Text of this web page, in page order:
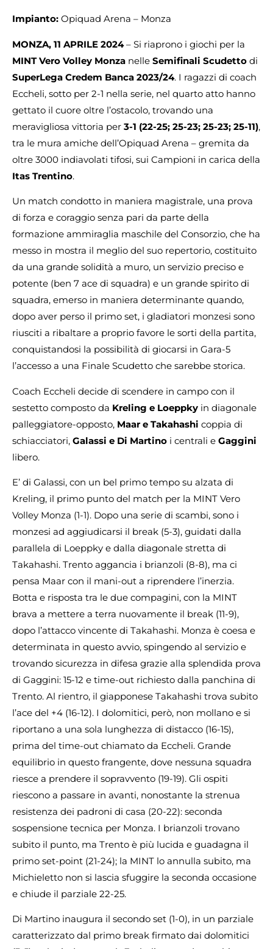
Impianto: Opiquad Arena – Monza
MONZA, 11 APRILE 2024– Si riaprono i giochi per la
MINT Vero Volley Monza nelle Semifinali Scudetto di
SuperLega Credem Banca 2023/24. I ragazzi di coach
Eccheli, sotto per 2-1 nella serie, nel quarto atto hanno
gettato il cuore oltre l’ostacolo, trovando una
meravigliosa vittoria per 3-1 (22-25; 25-23; 25-23; 25-11),
tra le mura amiche dell’Opiquad Arena – gremita da
oltre 3000 indiavolati tifosi, sui Campioni in carica della
Itas Trentino.
Un match condotto in maniera magistrale, una prova
di forza e coraggio senza pari da parte della
formazione ammiraglia maschile del Consorzio, che ha
messo in mostra il meglio del suo repertorio, costituito
da una grande solidità a muro, un servizio preciso e
potente (ben 7 ace di squadra) e un grande spirito di
squadra, emerso in maniera determinante quando,
dopo aver perso il primo set, i gladiatori monzesi sono
riusciti a ribaltare a proprio favore le sorti della partita,
conquistandosi la possibilità di giocarsi in Gara-5
l’accesso a una Finale Scudetto che sarebbe storica.
Coach Eccheli decide di scendere in campo con il
sestetto composto da Kreling e Loeppky in diagonale
palleggiatore-opposto, Maar e Takahashi coppia di
schiacciatori, Galassi e Di Martino i centrali e Gaggini
libero.
E’ di Galassi, con un bel primo tempo su alzata di
Kreling, il primo punto del match per la MINT Vero
Volley Monza (1-1). Dopo una serie di scambi, sono i
monzesi ad aggiudicarsi il break (5-3), guidati dalla
parallela di Loeppky e dalla diagonale stretta di
Takahashi. Trento aggancia i brianzoli (8-8), ma ci
pensa Maar con il mani-out a riprendere l’inerzia.
Botta e risposta tra le due compagini, con la MINT
brava a mettere a terra nuovamente il break (11-9),
dopo l’attacco vincente di Takahashi. Monza è coesa e
determinata in questo avvio, spingendo al servizio e
trovando sicurezza in difesa grazie alla splendida prova
di Gaggini: 15-12 e time-out richiesto dalla panchina di
Trento. Al rientro, il giapponese Takahashi trova subito
l’ace del +4 (16-12). I dolomitici, però, non mollano e si
riportano a una sola lunghezza di distacco (16-15),
prima del time-out chiamato da Eccheli. Grande
equilibrio in questo frangente, dove nessuna squadra
riesce a prendere il sopravvento (19-19). Gli ospiti
riescono a passare in avanti, nonostante la strenua
resistenza dei padroni di casa (20-22): seconda
sospensione tecnica per Monza. I brianzoli trovano
subito il punto, ma Trento è più lucida e guadagna il
primo set-point (21-24); la MINT lo annulla subito, ma
Michieletto non si lascia sfuggire la seconda occasione
e chiude il parziale 22-25.
Di Martino inaugura il secondo set (1-0), in un parziale
caratterizzato dal primo break firmato dai dolomitici